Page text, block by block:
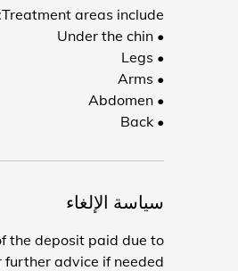
• Back
سياسة الإلغاء
the deposit paid due to
advice if needed.